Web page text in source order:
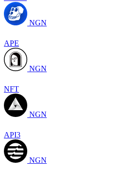
NGN
APE
NGN
NFT
NGN
API3
NGN